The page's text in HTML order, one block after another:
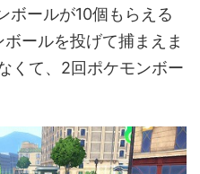
ボールが10個もらえる
ールを投げて捕まえま
くて、2回ポケモンボー